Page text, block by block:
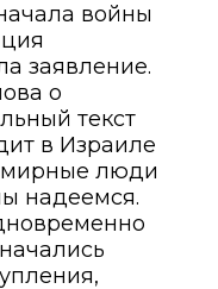
войны
заявление.
о
текст
в Израиле
мирные люди
надеемся.